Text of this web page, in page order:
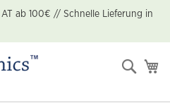
ab 100€ // Schnelle Lieferung in
Suche